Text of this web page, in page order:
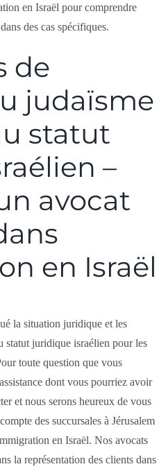
en Israël pour comprendre
des cas spécifiques.
de
judaïsme
statut
–
avocat
en Israël
la situation juridique et les
statut juridique israélien pour les
toute question que vous
dont vous pourriez avoir
et nous serons heureux de vous
des succursales à Jérusalem
en Israël. Nos avocats
la représentation des clients dans